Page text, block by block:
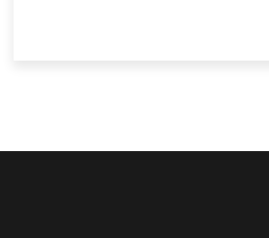
منها خدمة الصيانة التى تكون من أهم